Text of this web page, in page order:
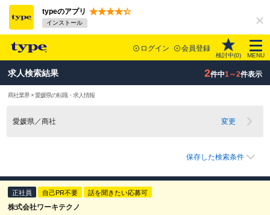
typeのアプリ
インストール
ログイン 会員登録
検討中(0) MENU
求人検索結果 2件中1～2件表示
商社業界 × 愛媛県の転職・求人情報
愛媛県／商社 変更
保存した検索条件
正社員 自己PR不要 話を聞きたい応募可
株式会社ワーキテクノ